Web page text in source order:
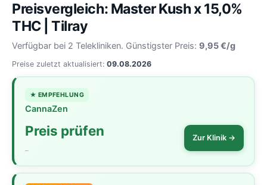
Preisvergleich: Master Kush x 15,0%
THC | Tilray
Verfügbar bei 2 Telekliniken. Günstigster Preis: 9,95 €/g
Preise zuletzt aktualisiert: 09.08.2026
★ EMPFEHLUNG
CannaZen
Preis prüfen
–
Zur Klinik →